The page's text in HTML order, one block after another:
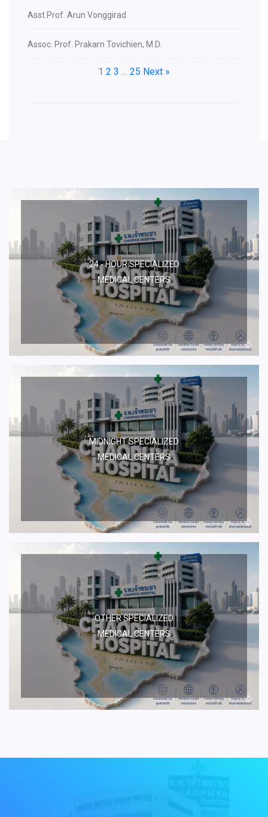
Asst.Prof. Arun Vonggirad
Assoc. Prof. Prakarn Tovichien, M.D.
1 2 3 … 25 Next »
24 - HOUR SPECIALIZED
MEDICAL CENTERS
MIDNIGHT SPECIALIZED
MEDICAL CENTERS
OTHER SPECIALIZED
MEDICAL CENTERS